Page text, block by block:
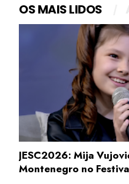
OS MAIS LIDOS
JESC2026: Mija
Montenegro no